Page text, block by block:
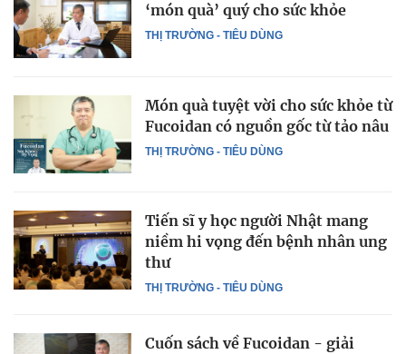
THỊ TRƯỜNG - TIÊU DÙNG
‘món quà’ quý cho sức khỏe
THỊ TRƯỜNG - TIÊU DÙNG
Món quà tuyệt vời cho sức khỏe từ
Fucoidan có nguồn gốc từ tảo nâu
THỊ TRƯỜNG - TIÊU DÙNG
Tiến sĩ y học người Nhật mang
niềm hi vọng đến bệnh nhân ung
thư
Cuốn sách về Fucoidan - giải